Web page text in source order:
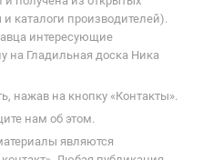
каталоги производителей).
интересующие
на Гладильная доска Ника
нажав на кнопку «Контакты».
нам об этом.
являются